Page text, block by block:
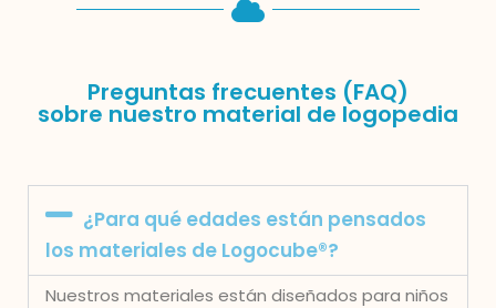
Preguntas frecuentes (FAQ)
sobre nuestro material de logopedia
¿Para qué edades están pensados
los materiales de Logocube®?
Nuestros materiales están diseñados para niños